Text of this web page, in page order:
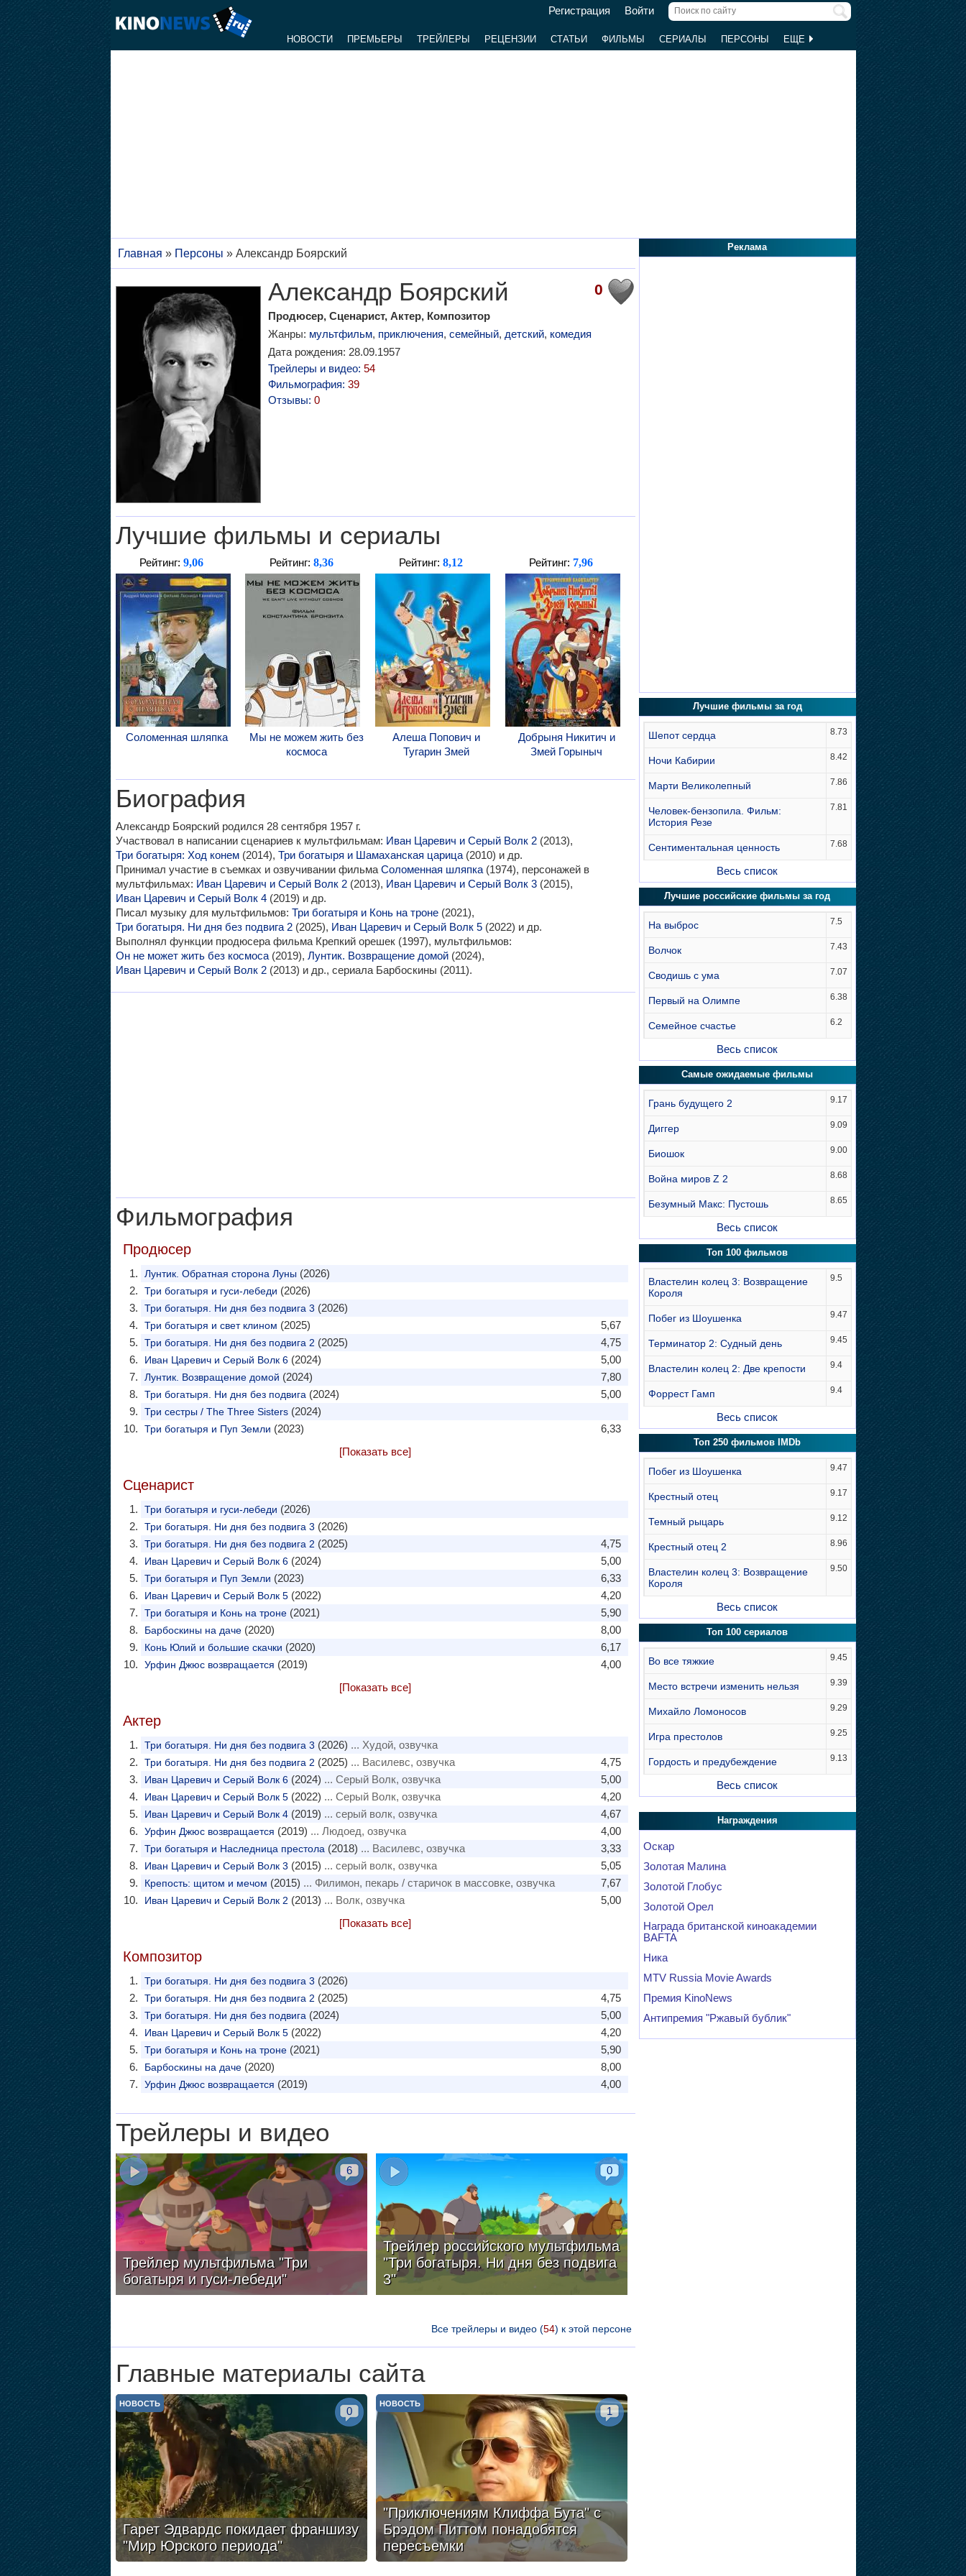
Регистрация Войти
НОВОСТИ ПРЕМЬЕРЫ ТРЕЙЛЕРЫ РЕЦЕНЗИИ СТАТЬИ ФИЛЬМЫ СЕРИАЛЫ ПЕРСОНЫ ЕЩЕ
Главная » Персоны » Александр Боярский
0
Александр Боярский
Продюсер, Сценарист, Актер, Композитор
Жанры: мультфильм, приключения, семейный, детский, комедия
Дата рождения: 28.09.1957
Трейлеры и видео: 54
Фильмография: 39
Отзывы: 0
Лучшие фильмы и сериалы
Рейтинг: 9,06
Соломенная шляпка
Рейтинг: 8,36
Мы не можем жить без
космоса
Рейтинг:8,12
Алеша Попович и
Тугарин Змей
Рейтинг: 7,96
Добрыня Никитич и
Змей Горыныч
Биография
Александр Боярский родился 28 сентября 1957 г.
Участвовал в написании сценариев к мультфильмам: Иван Царевич и Серый Волк 2(2013),
Три богатыря: Ход конем(2014), Три богатыря и Шамаханская царица(2010) и др.
Принимал участие в съемках и озвучивании фильма Соломенная шляпка(1974), персонажей в
мультфильмах: Иван Царевич и Серый Волк 2(2013), Иван Царевич и Серый Волк 3(2015),
Иван Царевич и Серый Волк 4(2019) и др.
Писал музыку для мультфильмов: Три богатыря и Конь на троне(2021),
Три богатыря. Ни дня без подвига 2(2025), Иван Царевич и Серый Волк 5(2022) и др.
Выполнял функции продюсера фильма Крепкий орешек (1997), мультфильмов:
Он не может жить без космоса(2019), Лунтик. Возвращение домой(2024),
Иван Царевич и Серый Волк 2(2013) и др., сериала Барбоскины (2011).
Фильмография
Продюсер
Лунтик. Обратная сторона Луны (2026)
Три богатыря и гуси-лебеди (2026)
Три богатыря. Ни дня без подвига 3 (2026)
5,67
Три богатыря и свет клином (2025)
4,75
Три богатыря. Ни дня без подвига 2 (2025)
5,00
Иван Царевич и Серый Волк 6(2024)
7,80
Лунтик. Возвращение домой (2024)
5,00
Три богатыря. Ни дня без подвига (2024)
Три сестры / The Three Sisters(2024)
6,33
Три богатыря и Пуп Земли (2023)
[Показать все]
Сценарист
Три богатыря и гуси-лебеди (2026)
Три богатыря. Ни дня без подвига 3 (2026)
4,75
Три богатыря. Ни дня без подвига 2 (2025)
5,00
Иван Царевич и Серый Волк 6(2024)
6,33
Три богатыря и Пуп Земли (2023)
4,20
Иван Царевич и Серый Волк 5(2022)
5,90
Три богатыря и Конь на троне(2021)
8,00
Барбоскины на даче(2020)
6,17
Конь Юлий и большие скачки (2020)
4,00
Урфин Джюс возвращается (2019)
[Показать все]
Актер
Три богатыря. Ни дня без подвига 3 (2026) ... Худой, озвучка
4,75
Три богатыря. Ни дня без подвига 2 (2025) ... Василевс, озвучка
5,00
Иван Царевич и Серый Волк 6(2024) ... Серый Волк, озвучка
4,20
Иван Царевич и Серый Волк 5(2022) ... Серый Волк, озвучка
4,67
Иван Царевич и Серый Волк 4(2019) ... серый волк, озвучка
4,00
Урфин Джюс возвращается (2019) ... Людоед, озвучка
3,33
Три богатыря и Наследница престола (2018) ... Василевс, озвучка
5,05
Иван Царевич и Серый Волк 3 (2015) ... серый волк, озвучка
7,67
Крепость: щитом и мечом (2015) ... Филимон, пекарь / старичок в массовке, озвучка
5,00
Иван Царевич и Серый Волк 2 (2013) ... Волк, озвучка
[Показать все]
Композитор
Три богатыря. Ни дня без подвига 3 (2026)
4,75
Три богатыря. Ни дня без подвига 2 (2025)
5,00
Три богатыря. Ни дня без подвига (2024)
4,20
Иван Царевич и Серый Волк 5(2022)
5,90
Три богатыря и Конь на троне(2021)
8,00
Барбоскины на даче(2020)
4,00
Урфин Джюс возвращается (2019)
Трейлеры и видео
Трейлер мультфильма "Три
богатыря и гуси-лебеди"
6
Трейлер российского мультфильма
"Три богатыря. Ни дня без подвига
3"
0
Все трейлеры и видео (54) к этой персоне
Главные материалы сайта
Гарет Эдвардс покидает франшизу
"Мир Юрского периода"
НОВОСТЬ
0
"Приключениям Клиффа Бута" с
Брэдом Питтом понадобятся
пересъемки
НОВОСТЬ
1
Реклама
Лучшие фильмы за год
Шепот сердца 8.73
Ночи Кабирии 8.42
Марти Великолепный 7.86
Человек-бензопила. Фильм:
История Резе
7.81
Сентиментальная ценность 7.68
Весь список
Лучшие российские фильмы за год
На выброс 7.5
Волчок 7.43
Сводишь с ума 7.07
Первый на Олимпе 6.38
Семейное счастье 6.2
Весь список
Самые ожидаемые фильмы
Грань будущего 2 9.17
Диггер 9.09
Биошок 9.00
Война миров Z 2 8.68
Безумный Макс: Пустошь 8.65
Весь список
Топ 100 фильмов
Властелин колец 3: Возвращение
Короля
9.5
Побег из Шоушенка 9.47
Терминатор 2: Судный день 9.45
Властелин колец 2: Две крепости 9.4
Форрест Гамп 9.4
Весь список
Топ 250 фильмов IMDb
Побег из Шоушенка 9.47
Крестный отец 9.17
Темный рыцарь 9.12
Крестный отец 2 8.96
Властелин колец 3: Возвращение
Короля
9.50
Весь список
Топ 100 сериалов
Во все тяжкие 9.45
Место встречи изменить нельзя 9.39
Михайло Ломоносов 9.29
Игра престолов 9.25
Гордость и предубеждение 9.13
Весь список
Награждения
Оскар
Золотая Малина
Золотой Глобус
Золотой Орел
Награда британской киноакадемии
BAFTA
Ника
MTV Russia Movie Awards
Премия KinoNews
Антипремия "Ржавый бублик"